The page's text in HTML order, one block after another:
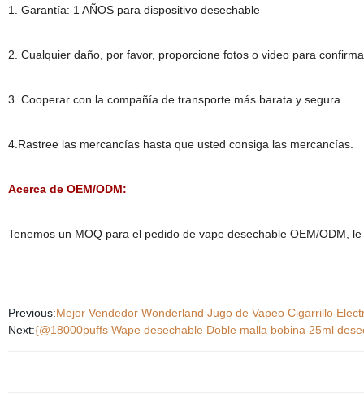
1. Garantía: 1 AÑOS para dispositivo desechable
2. Cualquier daño, por favor, proporcione fotos o video para
3. Cooperar con la compañía de transporte más barata y segura.
4.Rastree las mercancías hasta que usted consiga las mercancías.
Acerca de OEM/ODM:
Tenemos un MOQ para el pedido de vape desechable OEM/ODM,
Previous:Mejor Vendedor Wonderland Jugo de Vapeo Cigarrillo
Next:{@18000puffs Wape desechable Doble malla bobina 25ml